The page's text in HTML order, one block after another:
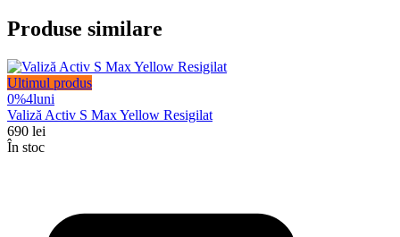
Produse similare
Ultimul produs
0%4luni
Valiză Activ S Max Yellow Resigilat
690 lei
În stoc